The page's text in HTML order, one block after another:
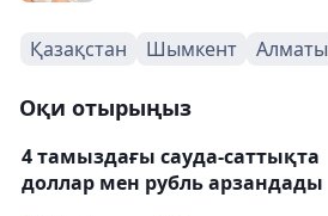
Қазақстан Шымкент Алматы
Оқи отырыңыз
4 тамыздағы сауда-саттықта
доллар мен рубль арзандады